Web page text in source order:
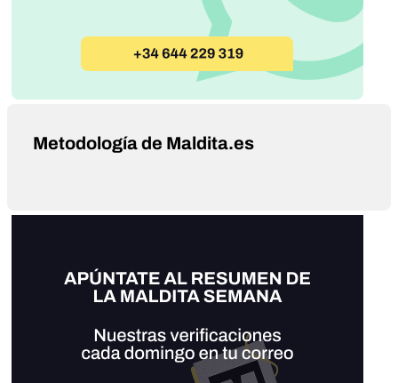
Metodología de Maldita.es